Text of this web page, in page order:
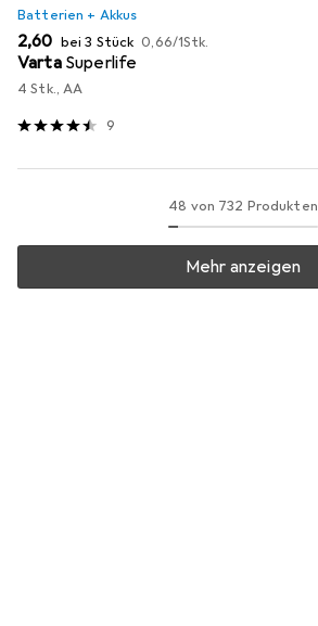
Batterien + Akkus
EUR
2,60 bei 3 Stück EUR
0,66/1Stk.
Varta Superlife
4 Stk., AA
9
48 von 732 Produkten
Mehr anzeigen